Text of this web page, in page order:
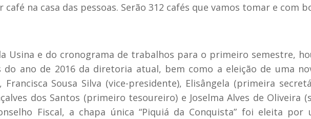
na casa das pessoas. Serão 312 cafés que vamos tomar e com
Usina e do cronograma de trabalhos para o primeiro semestre,
do ano de 2016 da diretoria atual, bem como a eleição de uma
Francisca Sousa Silva (vice-presidente), Elisângela (primeira
dos Santos (primeiro tesoureiro) e Joselma Alves de Oliveira
Fiscal, a chapa única “Piquiá da Conquista” foi eleita por